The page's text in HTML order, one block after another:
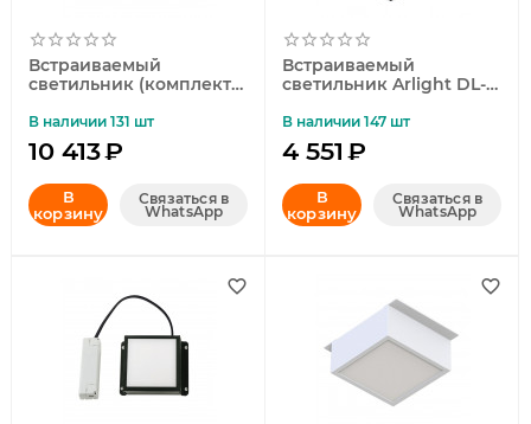
Встраиваемый
светильник (комплект
42W/4000К IP40
GRILYATO BLACK KIT06
UL-00008958
В наличии 131 шт
10 413₽
В
корзину
Связаться в
WhatsApp
Встраиваемый
светильник Arlight DL-
Day4000 047658
В наличии 147 шт
4 551 ₽
В
корзину
Связаться в
WhatsApp